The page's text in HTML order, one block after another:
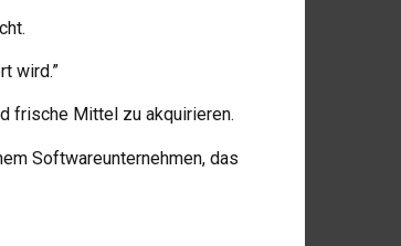
wird.”
frische Mittel zu akquirieren.
Softwareunternehmen, das